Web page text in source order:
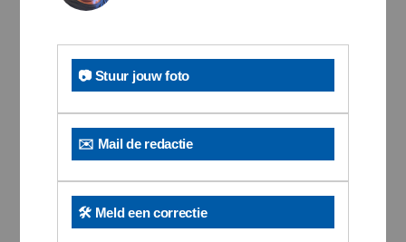
📷 Stuur jouw foto
✉️ Mail de redactie
🛠️ Meld een correctie